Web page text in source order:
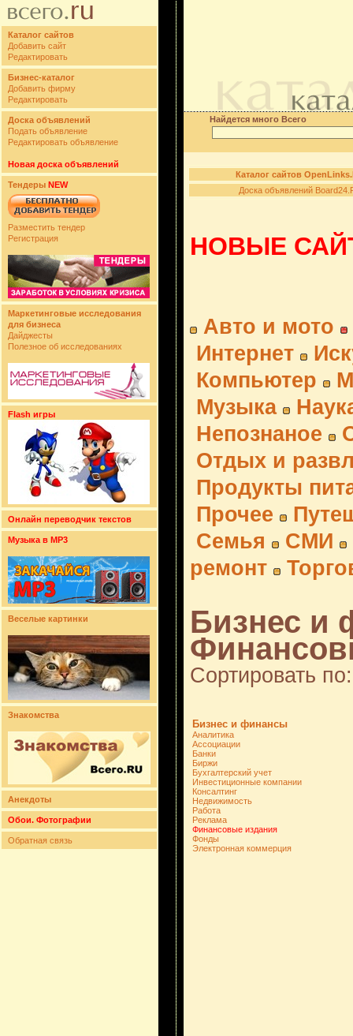
Каталог сайтов
Добавить сайт
Редактировать
Бизнес-каталог
Добавить фирму
Редактировать
Доска объявлений
Подать объявление
Редактировать объявление
Новая доска объявлений
Тендеры NEW
Разместить тендер
Регистрация
Маркетинговые исследования
для бизнеса
Дайджесты
Полезное об исследованиях
Flash игры
Онлайн переводчик текстов
Музыка в MP3
Веселые картинки
Знакомства
Анекдоты
Обои. Фотографии
Обратная связь
Найдется много Всего
Каталог сайтов
Доска объявлений
НОВЫЕ
Авто и мото
Интернет
Компьютер
Музыка
Непознаное
Отдых и
Продукты
Прочее
Семья
СМИ
ремонт
Бизнес и
Сортировать
Бизнес и финансы
Аналитика
Ассоциации
Банки
Биржи
Бухгалтерский учет
Инвестиционные компании
Консалтинг
Недвижимость
Работа
Реклама
Финансовые издания
Фонды
Электронная коммерция